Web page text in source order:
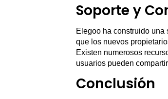
Soporte y
Elegoo ha construido
que los nuevos
Existen numerosos
usuarios pueden
Conclusión